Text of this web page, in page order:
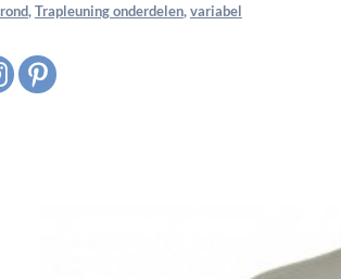
rond, Trapleuning onderdelen, variabel